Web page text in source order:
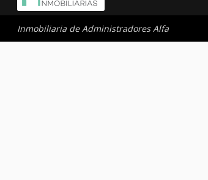
Inmobiliaria de Administradores Alfa